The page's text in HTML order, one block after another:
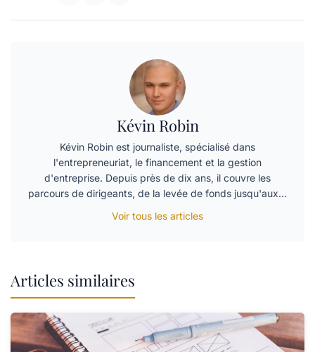
Kévin Robin
Kévin Robin est journaliste, spécialisé dans
l'entrepreneuriat, le financement et la gestion
d'entreprise. Depuis près de dix ans, il couvre les
parcours de dirigeants, de la levée de fonds jusqu'aux…
Voir tous les articles
Articles similaires